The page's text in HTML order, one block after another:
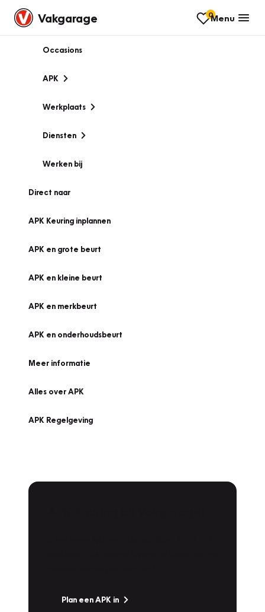
Vakgarage 0Menu
Occasions
APK
Werkplaats
Diensten
Werken bij
Direct naar
APK Keuring inplannen
APK en grote beurt
APK en kleine beurt
APK en merkbeurt
APK en onderhoudsbeurt
Meer informatie
Alles over APK
APK Regelgeving
Plan een APK in